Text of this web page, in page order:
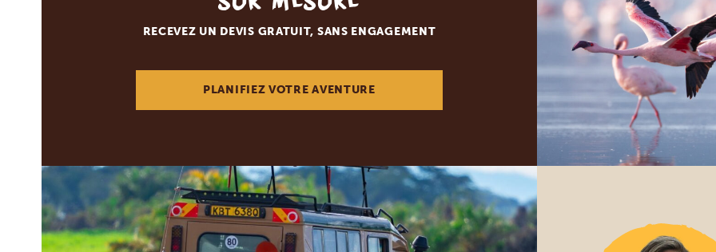
RECEVEZ UN DEVIS GRATUIT, SANS ENGAGEMENT
PLANIFIEZ VOTRE AVENTURE